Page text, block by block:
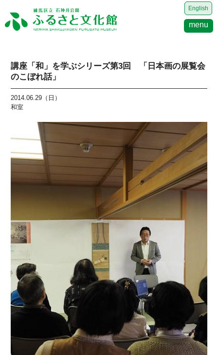
English
menu
講座「和」を学ぶシリーズ第3回 「日本画の展覧会
のこぼれ話」
2014.06.29（日）
和室